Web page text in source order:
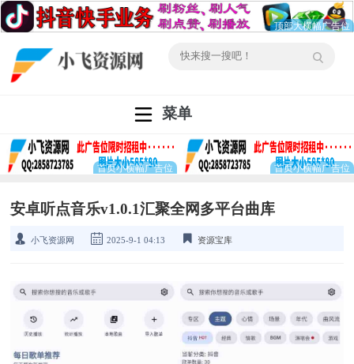
菜单
安卓听点音乐v1.0.1汇聚全网多平台曲库
小飞资源网 2025-9-1 04:13 资源宝库